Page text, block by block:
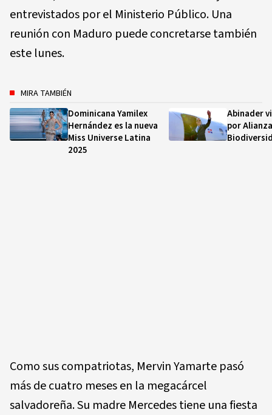
entrevistados por el Ministerio Público. Una
reunión con Maduro puede concretarse también
este lunes.
MIRA TAMBIÉN
Dominicana Yamilex
Hernández es la nueva
Miss Universe Latina
2025
Abinader
por
Como sus compatriotas, Mervin Yamarte pasó
más de cuatro meses en la megacárcel
salvadoreña. Su madre Mercedes tiene una fiesta